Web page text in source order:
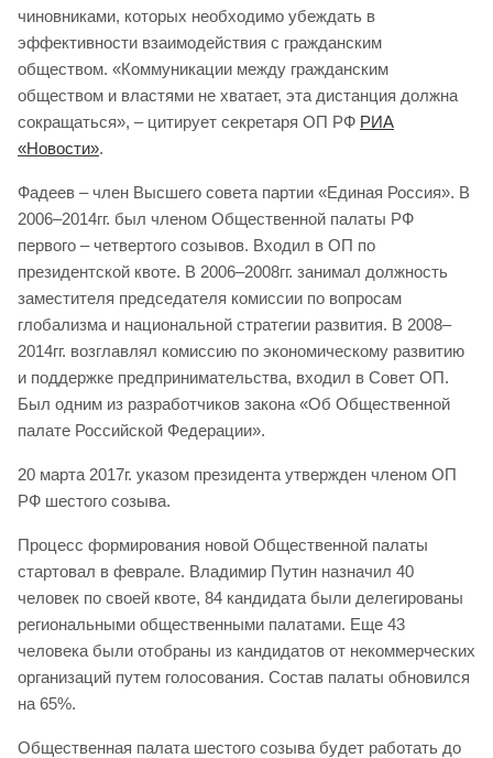
чиновниками, которых необходимо убеждать в
эффективности взаимодействия с гражданским
обществом. «Коммуникации между гражданским
обществом и властями не хватает, эта дистанция должна
сокращаться», – цитирует секретаря ОП РФ РИА
«Новости».
Фадеев – член Высшего совета партии «Единая Россия». В
2006–2014гг. был членом Общественной палаты РФ
первого – четвертого созывов. Входил в ОП по
президентской квоте. В 2006–2008гг. занимал должность
заместителя председателя комиссии по вопросам
глобализма и национальной стратегии развития. В 2008–
2014гг. возглавлял комиссию по экономическому развитию
и поддержке предпринимательства, входил в Совет ОП.
Был одним из разработчиков закона «Об Общественной
палате Российской Федерации».
20 марта 2017г. указом президента утвержден членом ОП
РФ шестого созыва.
Процесс формирования новой Общественной палаты
стартовал в феврале. Владимир Путин назначил 40
человек по своей квоте, 84 кандидата были делегированы
региональными общественными палатами. Еще 43
человека были отобраны из кандидатов от некоммерческих
организаций путем голосования. Состав палаты обновился
на 65%.
Общественная палата шестого созыва будет работать до